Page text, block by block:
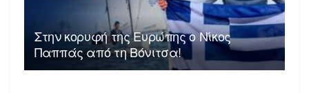
Στην κορυφή της Ευρώπης ο Νίκος
Παππάς από τη Βόνιτσα!